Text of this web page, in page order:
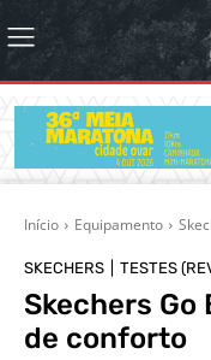
Início Equipamento
SKECHERS TESTES
Skechers Go
de conforto